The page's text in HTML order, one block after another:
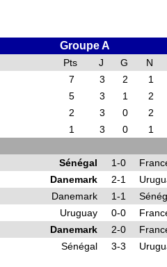
Groupe A
Pts J G
N
7 3 2
1
5 3 1
2
2 3 0
2
1 3 0 1
Sénégal 1-0
Danemark 2-1
Danemark 1-1
Uruguay 0-0
Danemark 2-0
Sénégal 3-3